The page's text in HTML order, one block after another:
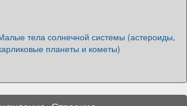
тела солнечной системы (астероиды,
планеты и кометы)